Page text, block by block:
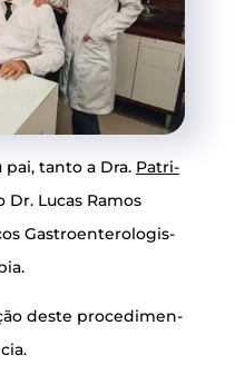
pai, tan­to a Dra. Patri­
Dr. Lucas Ramos
Gas­tro­en­te­ro­lo­gis­
des­te pro­ce­di­men­